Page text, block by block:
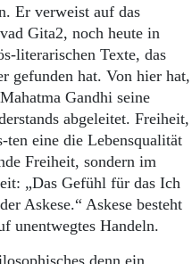
Er verweist auf das
Gita2, noch heute in
literarischen Texte, das
gefunden hat. Von hier hat,
Gandhi seine
abgeleitet. Freiheit,
eine die Lebensqualität
Freiheit, sondern im
„Das Gefühl für das Ich
Askese.“ Askese besteht
unentwegtes Handeln.
denn ein